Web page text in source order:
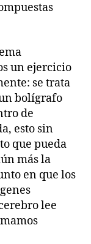
un ejercicio
se trata
bolígrafo
de
esto sin
que pueda
más la
en que los
lee